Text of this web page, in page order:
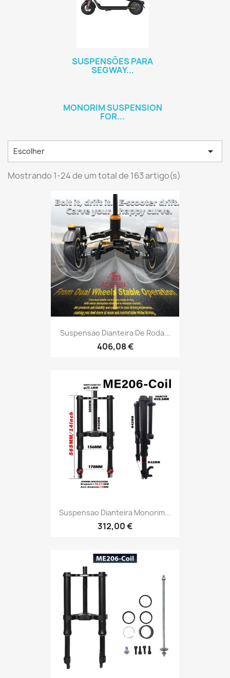
SUSPENSÕES PARA
SEGWAY...
MONORIM SUSPENSION
FOR...
Escolher 
Mostrando 1-24 de um total de 163 artigo(s)
Suspensao Dianteira De Roda...
406,08 €
Suspensao Dianteira Monorim...
312,00 €